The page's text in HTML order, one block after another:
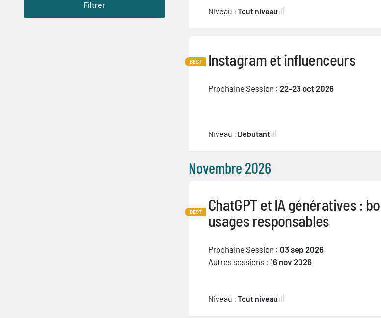
Niveau : Tout niveau
BEST Instagram et influenceurs
Prochaine Session : 22-23 oct 2026
Niveau : Débutant
Novembre 2026
BEST
ChatGPT et IA génératives :
usages responsables
Prochaine Session : 03 sep 2026
Autres sessions : 16 nov 2026
Niveau : Tout niveau